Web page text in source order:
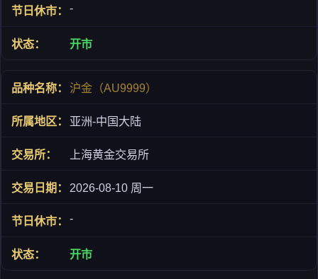
-
开市
沪金（AU9999）
亚洲-中国大陆
上海黄金交易所
2026-08-10 周一
-
开市